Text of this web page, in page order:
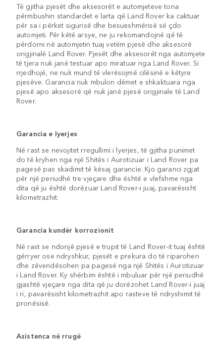
Të gjitha pjesët dhe aksesorët e automjeteve tona
përmbushin standardet e larta që Land Rover ka caktuar
për sa i përket sigurisë dhe besueshmërisë së çdo
automjeti. Për këtë arsye, ne ju rekomandojnë që të
përdorni në automjetin tuaj vetëm pjesë dhe aksesorë
origjinalë Land Rover. Pjesët dhe aksesorët nga automjete
të tjera nuk janë testuar apo miratuar nga Land Rover. Si
rrjedhojë, ne nuk mund të vlerësojmë cilësinë e këtyre
pjesëve. Garancia nuk mbulon dëmet e shkaktuara nga
pjesë apo aksesorë që nuk janë pjesë origjinale të Land
Rover.
Garancia e lyerjes
Në rast se nevojitet rregullimi i lyerjes, të gjitha punimet
do të kryhen nga një Shitës i Aurotizuar i Land Rover pa
pagesë pas skadimit të kësaj garancie. Kjo garanci zgjat
për një periudhë tre vjeçare dhe është e vlefshme nga
dita që ju është dorëzuar Land Rover-i juaj, pavarësisht
kilometrazhit.
Garancia kundër korrozionit
Në rast se ndonjë pjesë e trupit të Land Rover-it tuaj është
gërryer ose ndryshkur, pjesët e prekura do të riparohen
dhe zëvendësohen pa pagesë nga një Shitës i Aurotizuar
i Land Rover. Ky shërbim është i mbuluar për një periudhë
gjashtë vjeçare nga dita që ju dorëzohet Land Rover-i juaj
i ri, pavarësisht kilometrazhit apo rasteve të ndryshimit të
pronësisë.
Asistenca në rrugë